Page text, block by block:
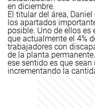
en diciembre.
El titular del área,
los apartados
posible. Uno de ellos es
que actualmente el 4%
trabajadores con
de la planta
ese sentido es que
incrementando la